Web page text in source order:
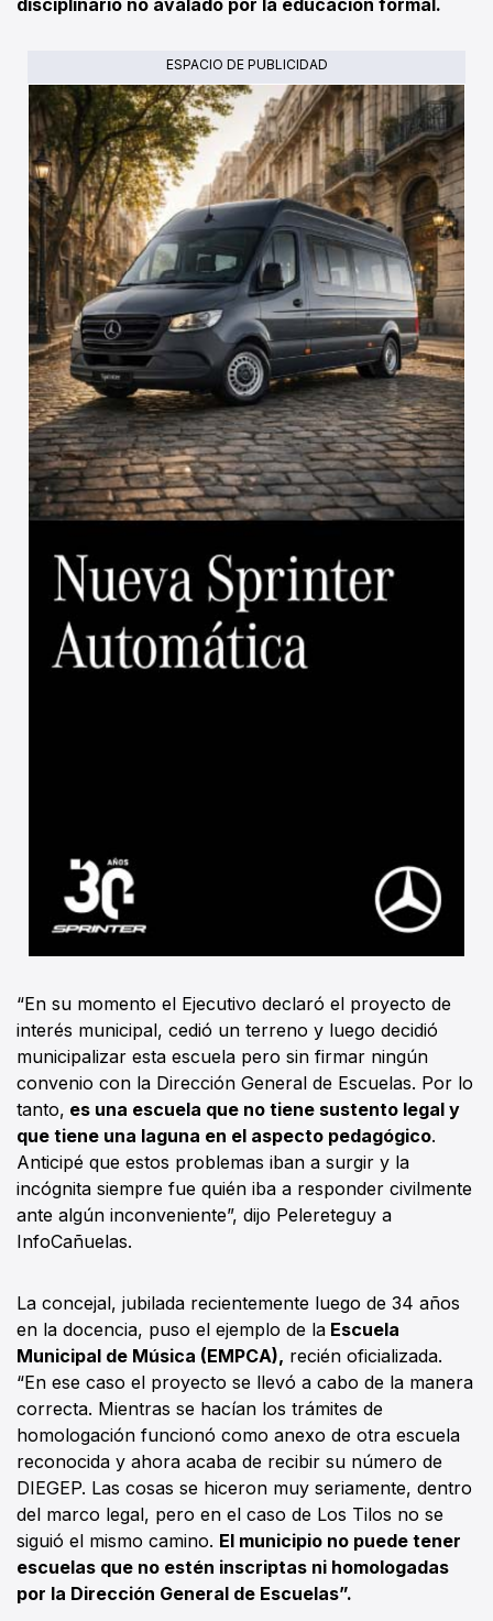
ESPACIO DE PUBLICIDAD
“En su momento el Ejecutivo declaró el proyecto de
interés municipal, cedió un terreno y luego decidió
municipalizar esta escuela pero sin firmar ningún
convenio con la Dirección General de Escuelas. Por lo
tanto, es una escuela que no tiene sustento legal y
que tiene una laguna en el aspecto pedagógico.
Anticipé que estos problemas iban a surgir y la
incógnita siempre fue quién iba a responder civilmente
ante algún inconveniente”, dijo Pelereteguy a
InfoCañuelas.
La concejal, jubilada recientemente luego de 34 años
en la docencia, puso el ejemplo de la Escuela
Municipal de Música (EMPCA), recién oficializada.
“En ese caso el proyecto se llevó a cabo de la manera
correcta. Mientras se hacían los trámites de
homologación funcionó como anexo de otra escuela
reconocida y ahora acaba de recibir su número de
DIEGEP. Las cosas se hiceron muy seriamente, dentro
del marco legal, pero en el caso de Los Tilos no se
siguió el mismo camino. El municipio no puede tener
escuelas que no estén inscriptas ni homologadas
por la Dirección General de Escuelas”.